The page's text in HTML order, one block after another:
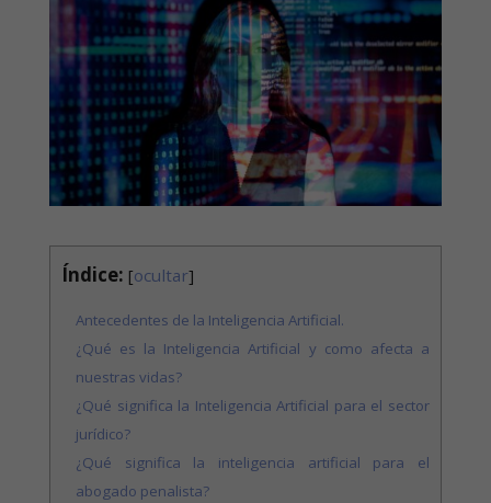
Índice: [ocultar]
Antecedentes de la Inteligencia Artificial.
¿Qué es la Inteligencia Artificial y como afecta a
nuestras vidas?
¿Qué significa la Inteligencia Artificial para el sector
jurídico?
¿Qué significa la inteligencia artificial para el
abogado penalista?